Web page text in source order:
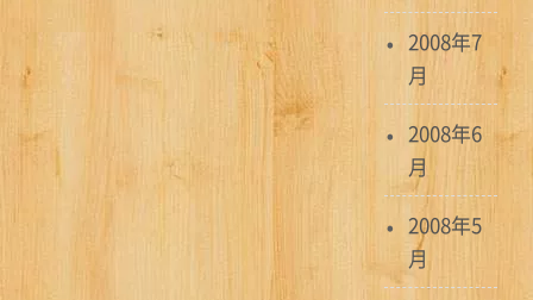
2008年7
月
2008年6
月
2008年5
月